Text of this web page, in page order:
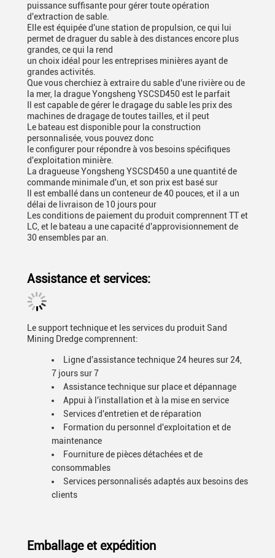
puissance suffisante pour gérer toute opération
d'extraction de sable.
Elle est équipée d'une station de propulsion, ce qui lui
permet de draguer du sable à des distances encore plus
grandes, ce qui la rend
un choix idéal pour les entreprises minières ayant de
grandes activités.
Que vous cherchiez à extraire du sable d'une rivière ou de
la mer, la drague Yongsheng YSCSD450 est le parfait
Il est capable de gérer le dragage du sable les prix des
machines de dragage de toutes tailles, et il peut
Le bateau est disponible pour la construction
personnalisée, vous pouvez donc
le configurer pour répondre à vos besoins spécifiques
d'exploitation minière.
La dragueuse Yongsheng YSCSD450 a une quantité de
commande minimale d'un, et son prix est basé sur
Il est emballé dans un conteneur de 40 pouces, et il a un
délai de livraison de 10 jours pour
Les conditions de paiement du produit comprennent TT et
LC, et le bateau a une capacité d'approvisionnement de
30 ensembles par an.
Assistance et services:
Le support technique et les services du produit Sand
Mining Dredge comprennent:
Ligne d'assistance technique 24 heures sur 24,
7 jours sur 7
Assistance technique sur place et dépannage
Appui à l'installation et à la mise en service
Services d'entretien et de réparation
Formation du personnel d'exploitation et de
maintenance
Fourniture de pièces détachées et de
consommables
Services personnalisés adaptés aux besoins des
clients
Emballage et expédition